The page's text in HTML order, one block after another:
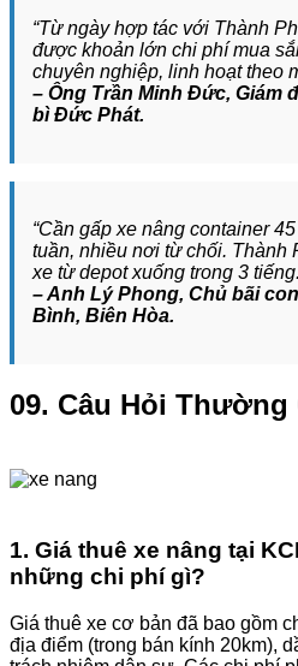
“Từ ngày hợp tác với Thành
được khoản lớn chi phí mua
chuyên nghiệp, linh hoạt theo
– Ông Trần Minh Đức, Giám
bì Đức Phát.
“Cần gấp xe nâng container
tuần, nhiều nơi từ chối. Thành
xe từ depot xuống trong 3
– Anh Lý Phong, Chủ bãi
Bình, Biên Hòa.
09. Câu Hỏi Thường
1. Giá thuê xe nâng tại
những chi phí gì?
Giá thuê xe cơ bản đã bao gồm
địa điểm (trong bán kính 20km),